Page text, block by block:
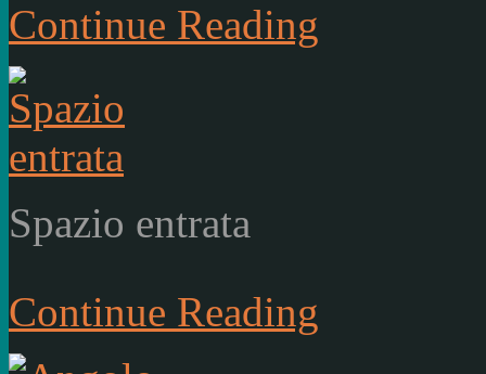
Continue Reading
Spazio entrata
Continue Reading